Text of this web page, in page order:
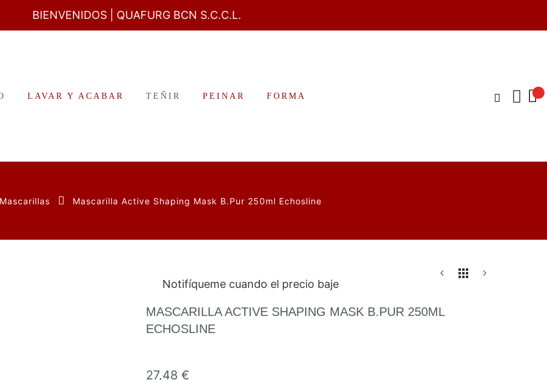
BIENVENIDOS | QUAFURG BCN S.C.C.L.
LAVAR Y ACABAR TEÑIR PEINAR FORMA
Mascarillas Mascarilla Active Shaping Mask B.Pur 250ml Echosline
Notifíqueme cuando el precio baje
MASCARILLA ACTIVE SHAPING MASK B.PUR 250ML
ECHOSLINE
27,48 €